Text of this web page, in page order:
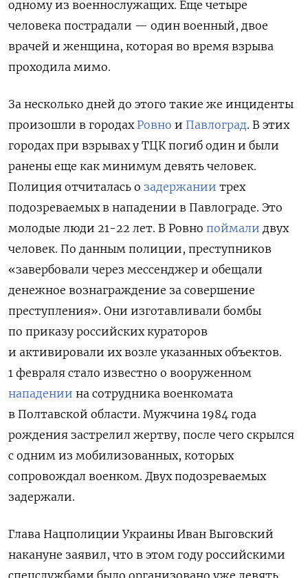
одному из военнослужащих. Еще четыре
человека пострадали — один военный, двое
врачей и женщина, которая во время взрыва
проходила мимо.
За несколько дней до этого такие же инциденты
произошли в городах Ровно и Павлоград. В этих
городах при взрывах у ТЦК погиб один и были
ранены еще как минимум девять человек.
Полиция отчиталась о задержании трех
подозреваемых в нападении в Павлограде. Это
молодые люди 21-22 лет. В Ровно поймали двух
человек. По данным полиции, преступников
«завербовали через мессенджер и обещали
денежное вознаграждение за совершение
преступления». Они изготавливали бомбы
по приказу российских кураторов
и активировали их возле указанных объектов.
1 февраля стало известно о вооруженном
нападении на сотрудника военкомата
в Полтавской области. Мужчина 1984 года
рождения застрелил жертву, после чего скрылся
с одним из мобилизованных, которых
сопровождал военком. Двух подозреваемых
задержали.
Глава Нацполиции Украины Иван Выговский
накануне заявил, что в этом году российскими
спецслужбами было организовано уже девять